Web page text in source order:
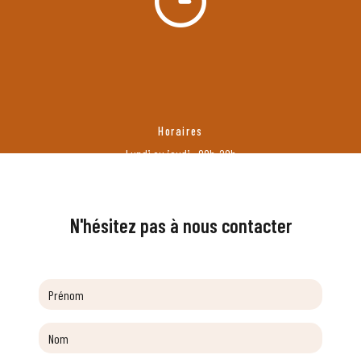
Horaires
Lundi au jeudi : 08h-20h
N'hésitez pas à nous contacter